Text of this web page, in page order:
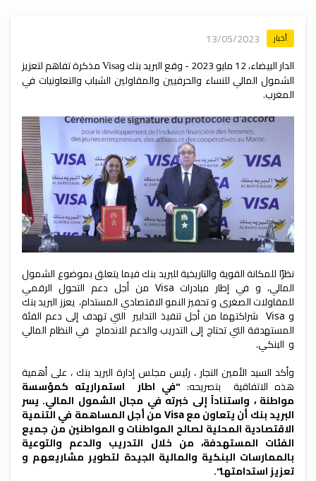
أخبار
13/05/2023
الدار البيضاء، 12 مايو 2023 - وقع البريد بنك و
Visa مذكرة تفاهم لتعزيز
الشمول المالي للنساء والحرفيين والمقاولين الشباب والتعاونيات في
المغرب.
نظرًا للمكانة القوية والتاريخية للبريد بنك فيما يتعلق بموضوع الشمول
المالي، و في إطار مبادرات Visa من أجل دعم التحول الرقمي
للمقاولات الصغرى و تحفيز النمو الاقتصادي المستدام، يعزز البريد بنك
و Visa شراكتهما من أجل تنفيذ التدابير التي تهدف إلى دعم الفئة
المستهدفة التي تحتاج إلى التدريب والدعم للاندماج في النظام المالي
و البنكي.
وأكد السيد الأمين النجار ، رئيس مجلس إدارة البريد بنك ، على أهمية
هذه الاتفاقية بتصريحه: "في اطار استمراريته كمؤسسة
مواطنة ، واستناداً إلى خبرته في مجال الشمول المالي. يسر
البريد بنك أن يتعاون معVisa من أجل المساهمة في التنمية
الاقتصادية المحلية لصالح المواطنات و المواطنين من جميع
الفئات المستهدفة، من خلال التدريب والدعم والتوعية
بالممارسات البنكية والمالية الجيدة لتطوير مشاريعهم و
تعزيز استدامتها".